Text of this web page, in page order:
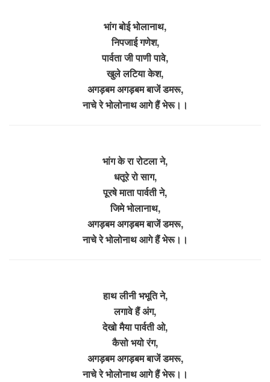
भांग बोई भोलानाथ,
निपजाई गणेश,
पार्वता जी पाणी पावे,
खुले लटिया केश,
अगड़बम अगड़बम बाजें डमरू,
नाचे रे भोलोनाथ आगे हैं भेरू।।
भांग के रा रोटला ने,
धतूरे रो साग,
पूरषे माता पार्वती ने,
जिमे भोलानाथ,
अगड़बम अगड़बम बाजें डमरू,
नाचे रे भोलोनाथ आगे हैं भेरू।।
हाथ लीनी भभूति ने,
लगावे हैं अंग,
देखो मैया पार्वती ओ,
कैसो भयो रंग,
अगड़बम अगड़बम बाजें डमरू,
नाचे रे भोलोनाथ आगे हैं भेरू।।